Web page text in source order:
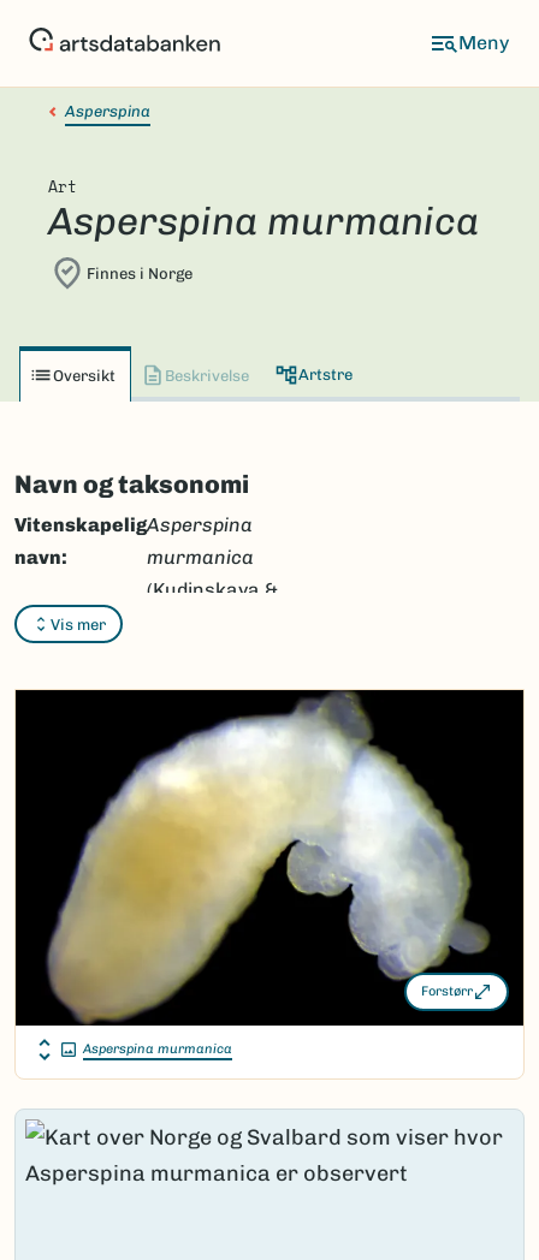
Asperspina
Art
Asperspina murmanica
Finnes i Norge
Oversikt Beskrivelse Artstre
Navn og taksonomi
Vis mer
Vitenskapelig
navn:
Asperspina
murmanica
(Kudinskaya &
Ingen
Nordsamisk/Davvisámegiella:
Vitenskapelig navn ID:
211770
Takson ID:
Gå til Nortaxa for flere detaljer
(Ekstern lenke)
Forstørr
Asperspina murmanica